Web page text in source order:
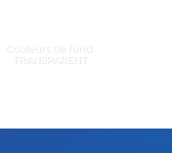
Couleurs de fond